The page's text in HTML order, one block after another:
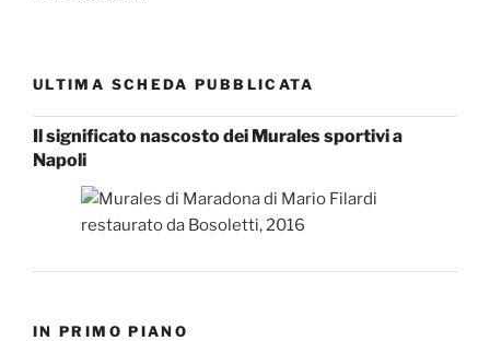
ULTIMA SCHEDA PUBBLICATA
Il significato nascosto dei Murales sportivi a
Napoli
IN PRIMO PIANO